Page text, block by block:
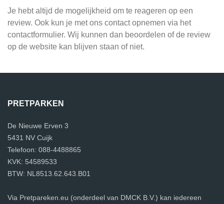
Je hebt altijd de mogelijkheid om te reageren op een
review. Ook kun je met ons contact opnemen via het
contactformulier. Wij kunnen dan beoordelen of de review
op de website kan blijven staan of niet.
PRETPARKEN
De Nieuwe Erven 3
5431 NV Cuijk
Telefoon: 088-4488865
KVK: 54589533
BTW: NL8513.62.643.B01
Via Pretpareken.eu (onderdeel van DMCK B.V.) kan iedereen